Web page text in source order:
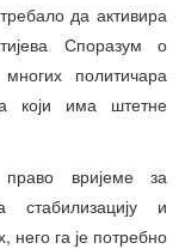
да активира
Споразум о
политичара
који има штетне
вријеме за
стабилизацију и
него га је потребно